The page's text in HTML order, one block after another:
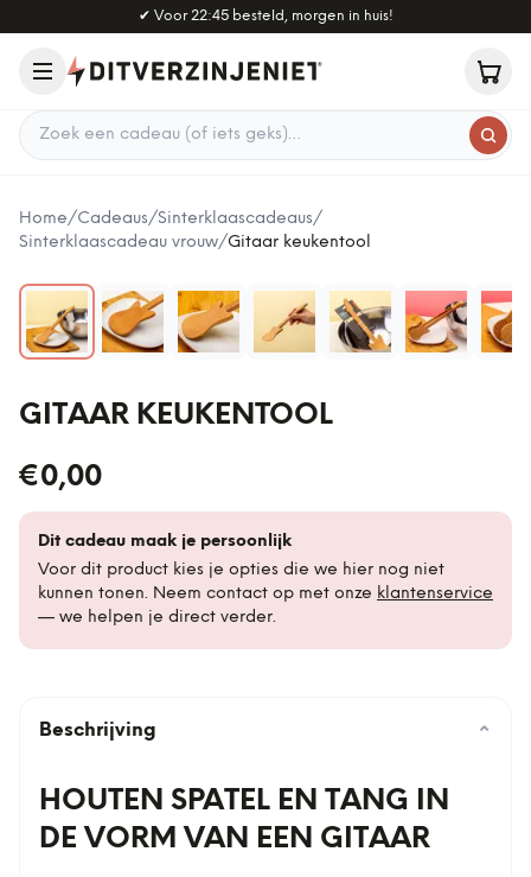
Naar hoofdinhoud
✔ Voor 22:45 besteld, morgen in huis!
Zoek een cadeau
Home/Cadeaus/Sinterklaascadeaus/
Sinterklaascadeau vrouw/Gitaar keukentool
GITAAR KEUKENTOOL
€0,00
Dit cadeau maak je persoonlijk
Voor dit product kies je opties die we hier nog niet
kunnen tonen. Neem contact op met onze klantenservice
— we helpen je direct verder.
Beschrijving ⌄
HOUTEN SPATEL EN TANG IN
DE VORM VAN EEN GITAAR